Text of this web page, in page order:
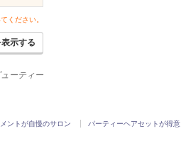
ください。
示する
ーティー
ントが自慢のサロン パーティーヘアセットが得意